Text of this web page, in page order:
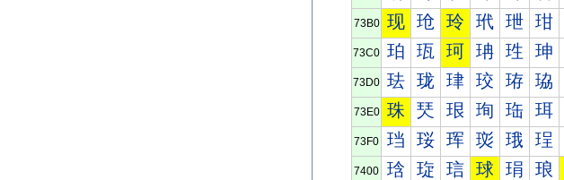
73B0 现 玱 玲 玳 玴 玵
73C0 珀 珁 珂 珃 珄 珅
73D0 珐 珑 珒 珓 珔 珕
73E0 珠 珡 珢 珣 珤 珥
73F0 珰 珱 珲 珳 珴 珵
7400 琀 琁 琂 球 琄 琅